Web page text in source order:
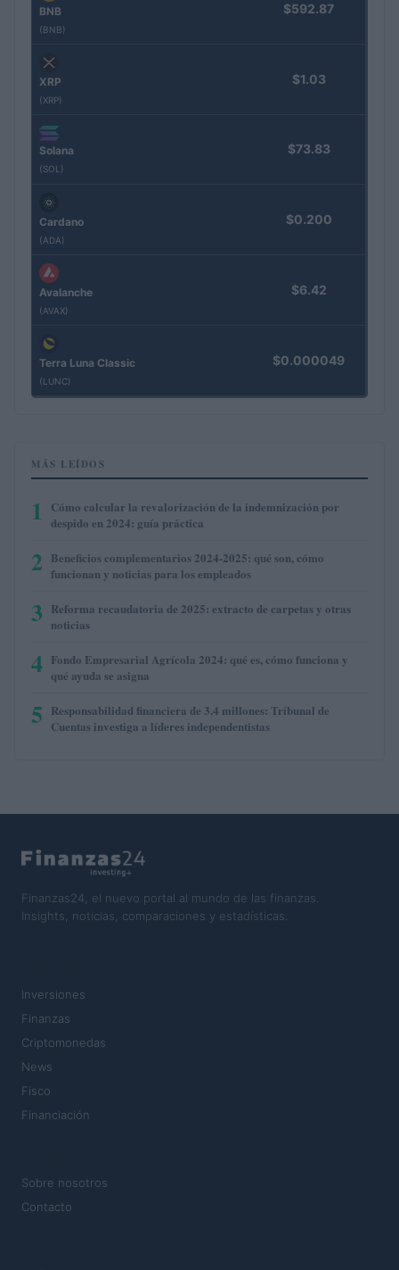
BNB
(BNB)
$592.87
XRP
(XRP)
$1.03
Solana
(SOL)
$73.83
Cardano
(ADA)
$0.200
Avalanche
(AVAX)
$6.42
Terra Luna Classic
(LUNC)
$0.000049
MÁS LEÍDOS
1
Cómo calcular la revalorización de la indemnización por
despido en 2024: guía práctica
2 Beneficios complementarios 2024-2025: qué son, cómo
funcionan y noticias para los empleados
3 Reforma recaudatoria de 2025: extracto de carpetas y otras
noticias
4 Fondo Empresarial Agrícola 2024: qué es, cómo funciona y
qué ayuda se asigna
5 Responsabilidad financiera de 3,4 millones: Tribunal de
Cuentas investiga a líderes independentistas
Finanzas24, el nuevo portal al mundo de las finanzas.
Insights, noticias, comparaciones y estadísticas.
Inversiones
Finanzas
Criptomonedas
News
Fisco
Financiación
Sobre nosotros
Contacto